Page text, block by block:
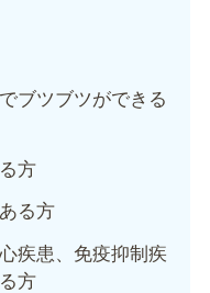
ブツブツができる
方
る方
疾患、免疫抑制疾
方